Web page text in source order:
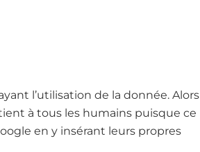
l’utilisation de la donnée. Alors
à tous les humains puisque ce
en y insérant leurs propres